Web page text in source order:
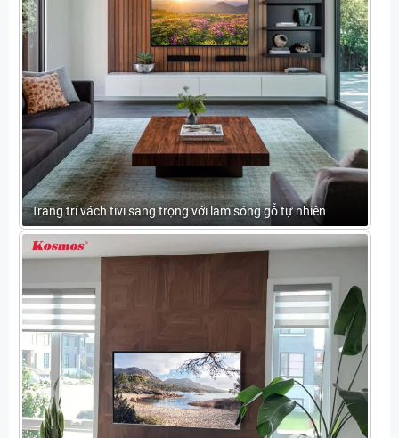
Trang trí vách tivi sang trọng với lam sóng gỗ tự nhiên